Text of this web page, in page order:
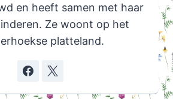
en heeft samen met haar
Ze woont op het
platteland.